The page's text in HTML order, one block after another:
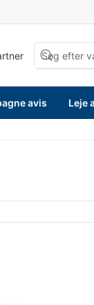
avis Leje